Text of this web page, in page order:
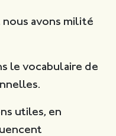
nous avons milité
le vocabulaire de
utiles, en